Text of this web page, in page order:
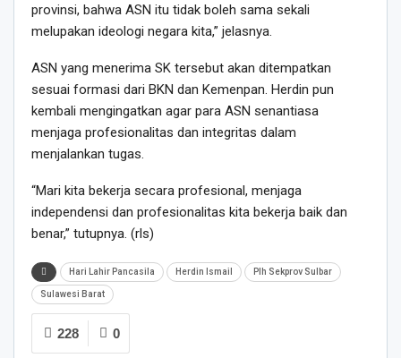
provinsi, bahwa ASN itu tidak boleh sama sekali
melupakan ideologi negara kita,” jelasnya.
ASN yang menerima SK tersebut akan ditempatkan
sesuai formasi dari BKN dan Kemenpan. Herdin pun
kembali mengingatkan agar para ASN senantiasa
menjaga profesionalitas dan integritas dalam
menjalankan tugas.
“Mari kita bekerja secara profesional, menjaga
independensi dan profesionalitas kita bekerja baik dan
benar,” tutupnya. (rls)
Hari Lahir Pancasila Herdin Ismail Plh Sekprov Sulbar
Sulawesi Barat
0
228